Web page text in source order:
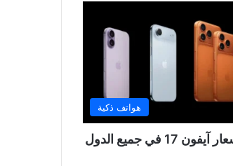
هواتف ذكية
مقارنة بين أسعار آيفون 17 في جميع الدول